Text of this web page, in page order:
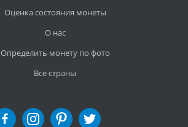
Оценка состояния монеты
О нас
Определить монету по фото
Все страны